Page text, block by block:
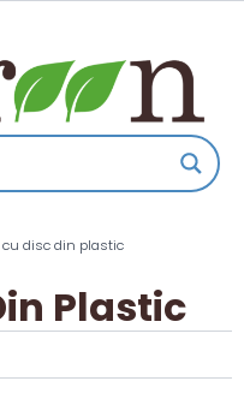
cu disc din plastic
Plastic